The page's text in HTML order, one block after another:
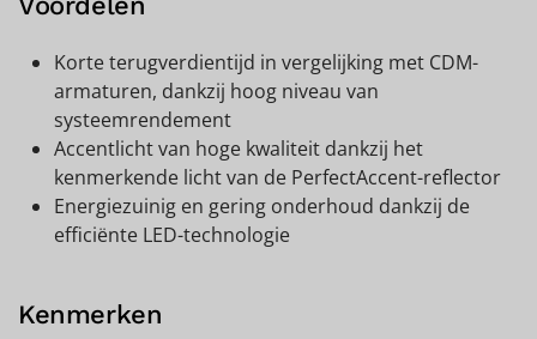
Korte terugverdientijd in vergelijking met CDM-
armaturen, dankzij hoog niveau van
systeemrendement
Accentlicht van hoge kwaliteit dankzij het
kenmerkende licht van de PerfectAccent-reflector
Energiezuinig en gering onderhoud dankzij de
efficiënte LED-technologie
Kenmerken